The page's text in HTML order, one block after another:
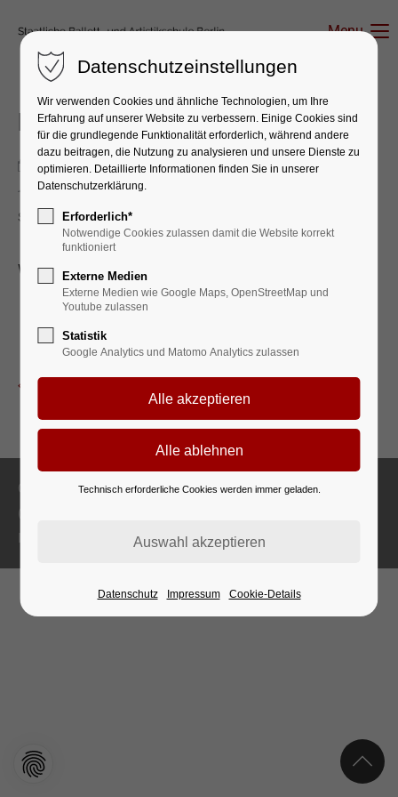
Menu
Eignungstest Artistik 5. Klasse
15.11.2025
Staatliche Ballett- und Artistikschule Berlin | Erich-Weinert-
Straße 103 10409 Berlin
Weitere Termine:
Sa., 21.02.2026
Sa., 18.04.2026
Zurück zur Eventübersicht
Copyright 2026 Staatliche Ballett- und Artistikschule Berlin
(03B08)
Datenschutz
Datenschutzeinstellungen
Wir verwenden Cookies und ähnliche Technologien, um Ihre
Erfahrung auf unserer Website zu verbessern. Einige Cookies sind
für die grundlegende Funktionalität erforderlich, während andere
dazu beitragen, die Nutzung zu analysieren und unsere Dienste zu
optimieren. Detaillierte Informationen finden Sie in unserer
Datenschutzerklärung.
Erforderlich*
Notwendige Cookies zulassen damit die Website korrekt
funktioniert
Externe Medien
Externe Medien wie Google Maps, OpenStreetMap und
Youtube zulassen
Statistik
Google Analytics und Matomo Analytics zulassen
Technisch erforderliche Cookies werden immer geladen.
Datenschutz Impressum Cookie-Details